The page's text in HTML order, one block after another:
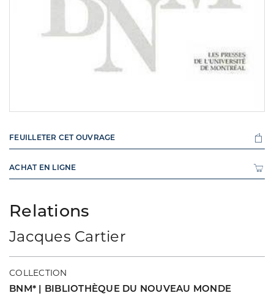
Relations
Jacques Cartier
COLLECTION
BNM* | BIBLIOTHÈQUE DU NOUVEAU MONDE
FEUILLETER CET OUVRAGE
ACHAT EN LIGNE